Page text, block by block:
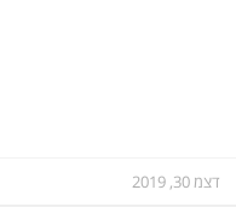
דצמ 30, 2019